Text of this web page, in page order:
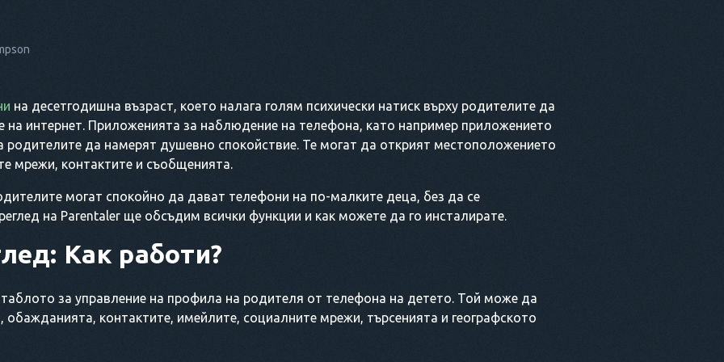
на десетгодишна възраст, което налага голям психически натиск върху родителите да
на интернет. Приложенията за наблюдение на телефона, като например приложението
родителите да намерят душевно спокойствие. Те могат да открият местоположението
мрежи, контактите и съобщенията.
могат спокойно да дават телефони на по-малките деца, без да се
на Parentaler ще обсъдим всички функции и как можете да го инсталирате.
Как работи?
за управление на профила на родителя от телефона на детето. Той може да
контактите, имейлите, социалните мрежи, търсенията и географското